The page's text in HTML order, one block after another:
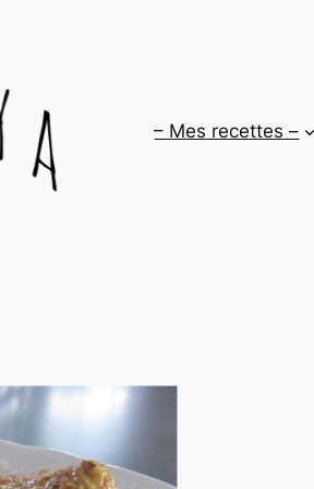
– Mes recettes –